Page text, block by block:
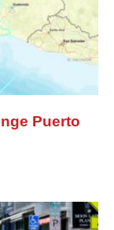
Puerto